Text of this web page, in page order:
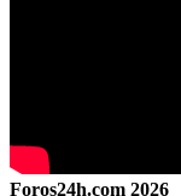
Foros24h.com 2026